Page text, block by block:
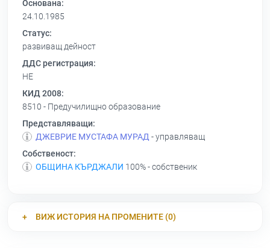
Основана:
24.10.1985
Статус:
развиващ дейност
ДДС регистрация:
НЕ
КИД 2008:
8510 - Предучилищно образование
Представляващи:
ДЖЕВРИЕ МУСТАФА МУРАД - управляващ
Собственост:
ОБЩИНА КЪРДЖАЛИ 100% - собственик
ВИЖ ИСТОРИЯ НА ПРОМЕНИТЕ (0)